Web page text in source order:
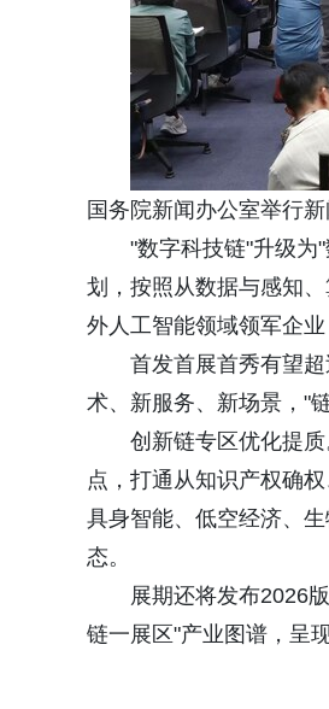
国务院新闻办公室举行
"数字科技链"升级为
划，按照从数据与感知
外人工智能领域领军企
首发首展首秀有望
术、新服务、新场景，"
创新链专区优化提
点，打通从知识产权确
具身智能、低空经济、
态。
展期还将发布2026
链一展区"产业图谱，呈